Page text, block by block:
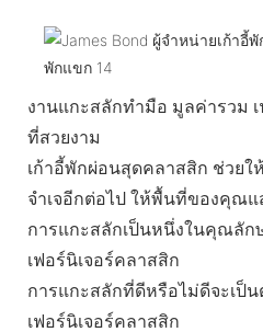
งานแกะสลักทำมือ มูลค่ารวม
ที่สวยงาม
เก้าอี้พักผ่อนสุดคลาสสิก ช่วย
จำเจอีกต่อไป ให้พื้นที่ของคุณแ
การแกะสลักเป็นหนึ่งในคุณลัก
เฟอร์นิเจอร์คลาสสิก
การแกะสลักที่ดีหรือไม่ดีจะเป็
เฟอร์นิเจอร์คลาสสิก